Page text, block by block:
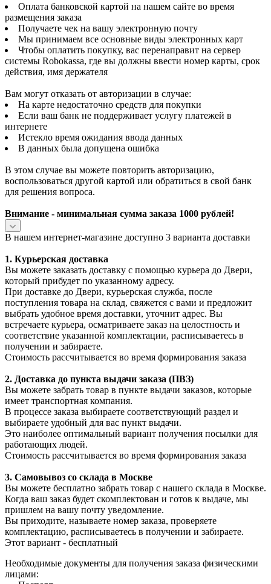
Оплата банковской картой на нашем сайте во время
размещения заказа
Получаете чек на вашу электронную почту
Мы принимаем все основные виды электронных карт
Чтобы оплатить покупку, вас перенаправит на сервер
системы Robokassa, где вы должны ввести номер карты, срок
действия, имя держателя
Вам могут отказать от авторизации в случае:
На карте недостаточно средств для покупки
Если ваш банк не поддерживает услугу платежей в
интернете
Истекло время ожидания ввода данных
В данных была допущена ошибка
В этом случае вы можете повторить авторизацию,
воспользоваться другой картой или обратиться в свой банк
для решения вопроса.
Внимание - минимальная сумма заказа 1000 рублей!
В нашем интернет-магазине доступно 3 варианта доставки
1. Курьерская доставка
Вы можете заказать доставку с помощью курьера до Двери,
который прибудет по указанному адресу.
При доставке до Двери, курьерская служба, после
поступления товара на склад, свяжется с вами и предложит
выбрать удобное время доставки, уточнит адрес. Вы
встречаете курьера, осматриваете заказ на целостность и
соответствие указанной комплектации, расписываетесь в
получении и забираете.
Стоимость рассчитывается во время формирования заказа
2. Доставка до пункта выдачи заказа (ПВЗ)
Вы можете забрать товар в пункте выдачи заказов, которые
имеет транспортная компания.
В процессе заказа выбираете соответствующий раздел и
выбираете удобный для вас пункт выдачи.
Это наиболее оптимальный вариант получения посылки для
работающих людей.
Стоимость рассчитывается во время формирования заказа
3. Самовывоз со склада в Москве
Вы можете бесплатно забрать товар с нашего склада в Москве.
Когда ваш заказ будет скомплектован и готов к выдаче, мы
пришлем на вашу почту уведомление.
Вы приходите, называете номер заказа, проверяете
комплектацию, расписываетесь в получении и забираете.
Этот вариант - бесплатный
Необходимые документы для получения заказа физическими
лицами: